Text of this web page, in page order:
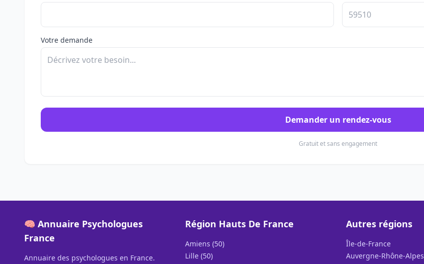
Votre demande
Demander un rendez-vous
Gratuit et sans engagement
🧠 Annuaire Psychologues
France
Annuaire des psychologues en France.
Région Hauts De France
Amiens (50)
Lille (50)
Autres régions
Île-de-France
Auvergne-Rhône-Alpes